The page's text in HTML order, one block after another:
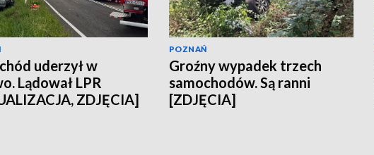
uderzył w
Lądował LPR
ZDJĘCIA]
POZNAŃ
Groźny wypadek trzech
samochodów. Są ranni
[ZDJĘCIA]